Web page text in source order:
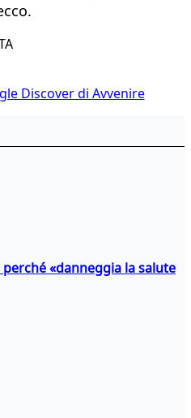
Discover di Avvenire
«danneggia la salute